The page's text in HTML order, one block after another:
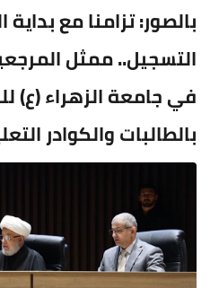
بالصور: تزامنا مع
التسجيل.. ممثل
في جامعة الزهراء (ع)
بالطالبات والكوادر